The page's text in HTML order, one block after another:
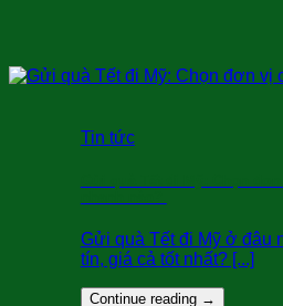
Tin tức
Gửi quà Tết đi Mỹ ở đâu
tín, giá cả tốt nhất? [...]
Continue reading →